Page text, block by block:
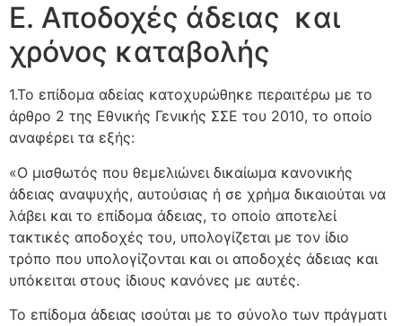
Ε. Αποδοχές άδειας και
χρόνος καταβολής
1.Το επίδομα αδείας κατοχυρώθηκε περαιτέρω με το
άρθρο 2 της Εθνικής Γενικής ΣΣΕ του 2010, το οποίο
αναφέρει τα εξής:
«Ο μισθωτός που θεμελιώνει δικαίωμα κανονικής
άδειας αναψυχής, αυτούσιας ή σε χρήμα δικαιούται να
λάβει και το επίδομα άδειας, το οποίο αποτελεί
τακτικές αποδοχές του, υπολογίζεται με τον ίδιο
τρόπο που υπολογίζονται και οι αποδοχές άδειας και
υπόκειται στους ίδιους κανόνες με αυτές.
Το επίδομα άδειας ισούται με το σύνολο των πράγματι